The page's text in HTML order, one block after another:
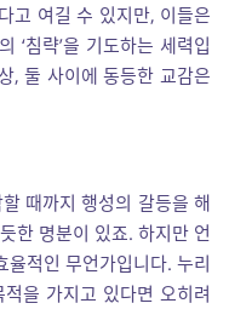
고 여길 수 있지만, 이들은
‘침략’을 기도하는 세력입
, 둘 사이에 동등한 교감은
때까지 행성의 갈등을 해
한 명분이 있죠. 하지만 언
적인 무언가입니다. 누리
을 가지고 있다면 오히려